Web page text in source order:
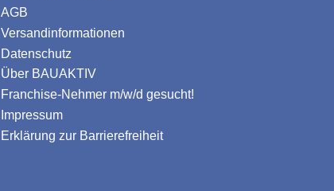
AGB
Versandinformationen
Datenschutz
Über BAUAKTIV
Franchise-Nehmer m/w/d gesucht!
Impressum
Erklärung zur Barrierefreiheit